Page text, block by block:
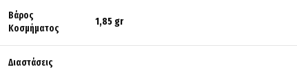
Βάρος
Κοσμήματος
1,85 gr
Διαστάσεις